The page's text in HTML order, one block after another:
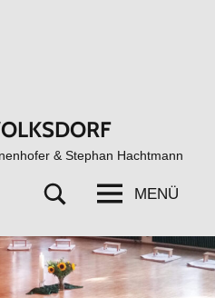
& Stephan Hachtmann
MENÜ